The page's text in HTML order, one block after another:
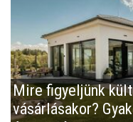
Mire figyeljünk
vásárlásakor?